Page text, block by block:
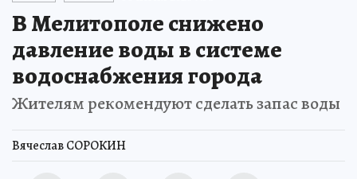
В Мелитополе снижено
давление воды в системе
водоснабжения города
Жителям рекомендуют сделать запас воды
Вячеслав СОРОКИН